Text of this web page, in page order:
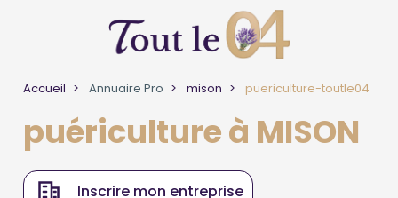
Accueil Annuaire Pro mison puericulture-toutle04
puériculture à MISON
Inscrire mon entreprise